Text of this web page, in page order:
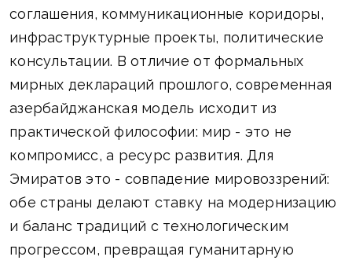
соглашения, коммуникационные коридоры,
инфраструктурные проекты, политические
консультации. В отличие от формальных
мирных деклараций прошлого, современная
азербайджанская модель исходит из
практической философии: мир - это не
компромисс, а ресурс развития. Для
Эмиратов это - совпадение мировоззрений:
обе страны делают ставку на модернизацию
и баланс традиций с технологическим
прогрессом, превращая гуманитарную